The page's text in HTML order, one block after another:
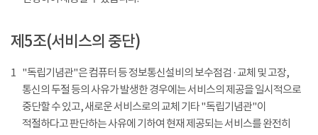
제5조(서비스의 중단)
1 "독립기념관"은 컴퓨터 등 정보통신설비의 보수점검 · 교체 및 고장,
통신의 두절 등의 사유가 발생한 경우에는 서비스의 제공을 일시적으로
중단할 수 있고, 새로운 서비스로의 교체 기타 "독립기념관"이
적절하다고 판단하는 사유에 기하여 현재 제공되는 서비스를 완전히